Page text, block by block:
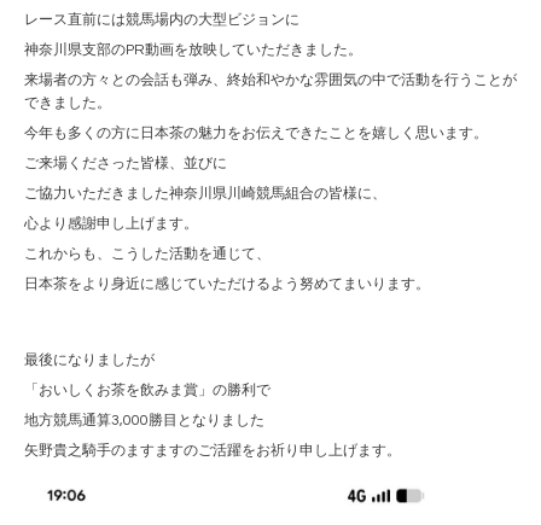
レース直前には競馬場内の大型ビジョンに
神奈川県支部のPR動画を放映していただきました。
来場者の方々との会話も弾み、終始和やかな雰囲気の中で活動を行うことが
できました。
今年も多くの方に日本茶の魅力をお伝えできたことを嬉しく思います。
ご来場くださった皆様、並びに
ご協力いただきました神奈川県川崎競馬組合の皆様に、
心より感謝申し上げます。
これからも、こうした活動を通じて、
日本茶をより身近に感じていただけるよう努めてまいります。
最後になりましたが
「おいしくお茶を飲みま賞」の勝利で
地方競馬通算3,000勝目となりました
矢野貴之騎手のますますのご活躍をお祈り申し上げます。